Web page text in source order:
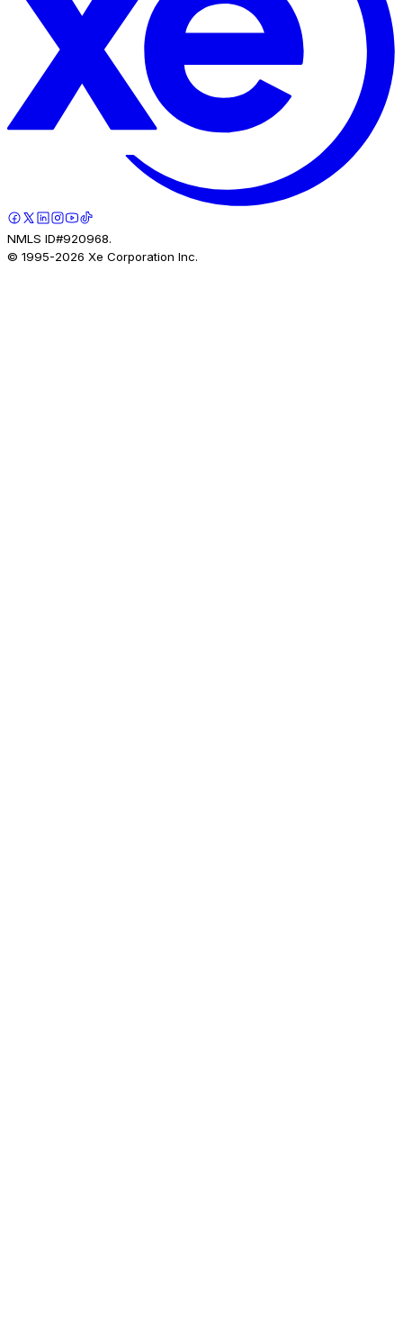
NMLS ID#920968.
© 1995-2026 Xe Corporation Inc.